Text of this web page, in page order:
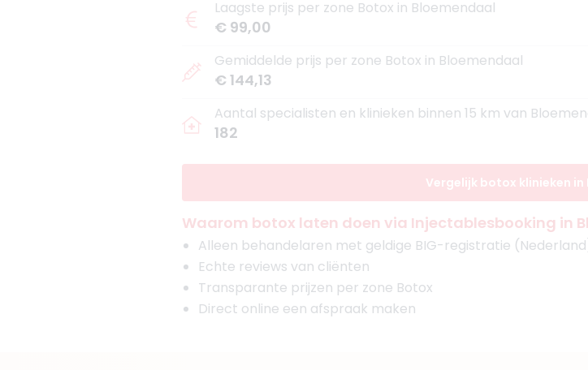
Laagste prijs per zone Botox in Bloemendaal
€ 99,00
Gemiddelde prijs per zone Botox in Bloemendaal
€ 144,13
Aantal specialisten en klinieken binnen 15 km van
182
Vergelijk botox klinieken
Waarom botox laten doen via Injectablesbooking in
Alleen behandelaren met geldige BIG-registratie
Echte reviews van cliënten
Transparante prijzen per zone Botox
Direct online een afspraak maken